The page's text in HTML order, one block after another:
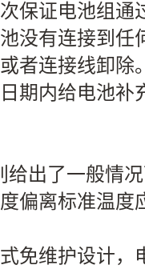
保证电池组通
没有连接到任
者连接线卸除
期内给电池补
给出了一般情
偏离标准温度
免维护设计，